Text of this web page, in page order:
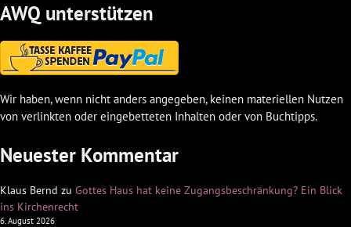
AWQ unterstützen
Wir haben, wenn nicht anders angegeben, keinen materiellen Nutzen
von verlinkten oder eingebetteten Inhalten oder von Buchtipps.
Neuester Kommentar
Klaus Bernd zu Gottes Haus hat keine Zugangsbeschränkung? Ein Blick
ins Kirchenrecht
6. August 2026